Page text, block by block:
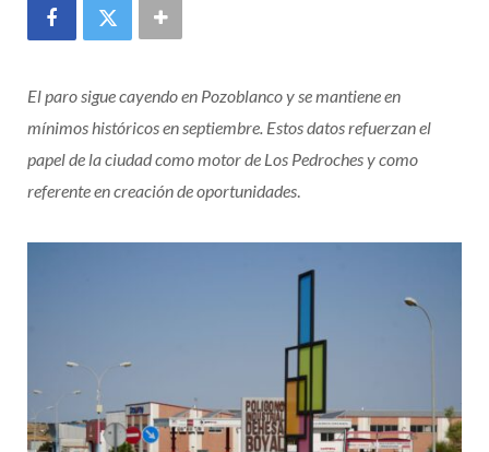
El paro sigue cayendo en Pozoblanco y se mantiene en
mínimos históricos en septiembre. Estos datos refuerzan el
papel de la ciudad como motor de Los Pedroches y como
referente en creación de oportunidades.